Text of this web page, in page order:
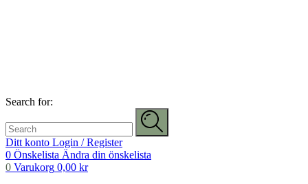
Search for:
Ditt konto Login / Register
0 Önskelista Ändra din önskelista
0 Varukorg 0,00 kr